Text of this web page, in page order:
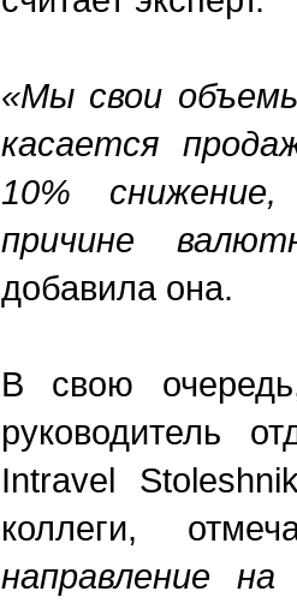
«Мы свои
касается
10%
причине
добавила она.
В свою
руководитель
Intravel
коллеги,
направление